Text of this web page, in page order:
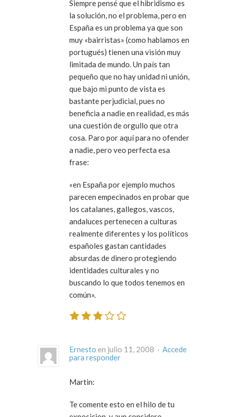
Siempre pensé que el hibridismo es
la solución, no el problema, pero en
España es un problema ya que son
muy «bairristas» (como hablamos en
portugués) tienen una visión muy
limitada de mundo. Un país tan
pequeño que no hay unidad ni unión,
que bajo mi punto de vista es
bastante perjudicial, pues no
beneficia a nadie en realidad, es más
una cuestión de orgullo que otra
cosa. Paro por aquí para no ofender
a nadie, pero veo perfecta esa
frase:
«en España por ejemplo muchos
parecen empecinados en probar que
los catalanes, gallegos, vascos,
andaluces pertenecen a culturas
realmente diferentes y los políticos
españoles gastan cantidades
absurdas de dinero protegiendo
identidades culturales y no
buscando lo que todos tenemos en
común».
Ernesto en julio 11, 2008 · Accede
para responder
Martin:
Te comente esto en el hilo de tu